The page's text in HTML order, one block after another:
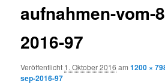
aufnahmen-vom-
2016-97
Veröffentlicht 1. Oktober 2016 am1200 ×
sep-2016-97